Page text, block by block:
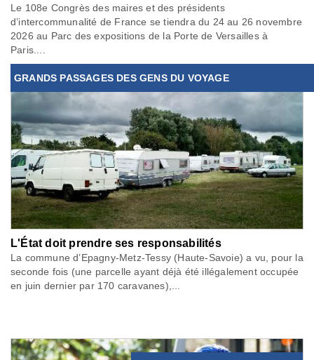
Le 108e Congrès des maires et des présidents
d’intercommunalité de France se tiendra du 24 au 26 novembre
2026 au Parc des expositions de la Porte de Versailles à
Paris....
GRANDS PASSAGES DES GENS DU VOYAGE
L'État doit prendre ses responsabilités
La commune d’Epagny-Metz-Tessy (Haute-Savoie) a vu, pour la
seconde fois (une parcelle ayant déjà été illégalement occupée
en juin dernier par 170 caravanes),...